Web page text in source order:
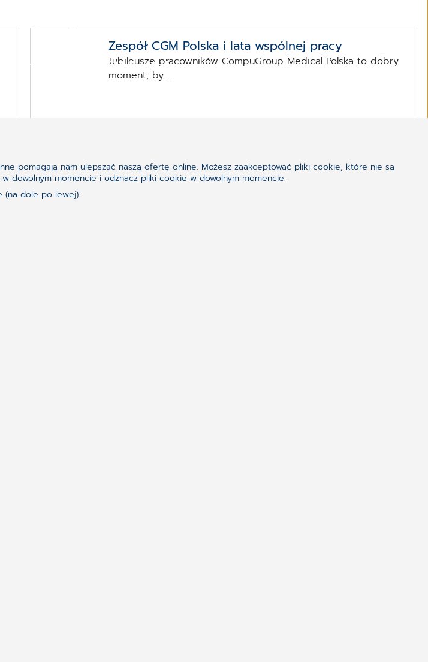
30-lecie CGM Polska!
Zespół CGM Polska i lata wspólnej pracy
Jubileusze pracowników CompuGroup Medical Polska to dobry
moment, by ...
pomagają nam ulepszać naszą ofertę online. Możesz zaakceptować pliki cookie, które nie są
dowolnym momencie i odznacz pliki cookie w dowolnym momencie.
(na dole po lewej).